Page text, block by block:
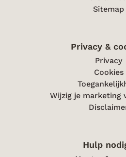
Sitemap
Privacy &
Privacy
Cookies
Wijzig je marketing
Hulp